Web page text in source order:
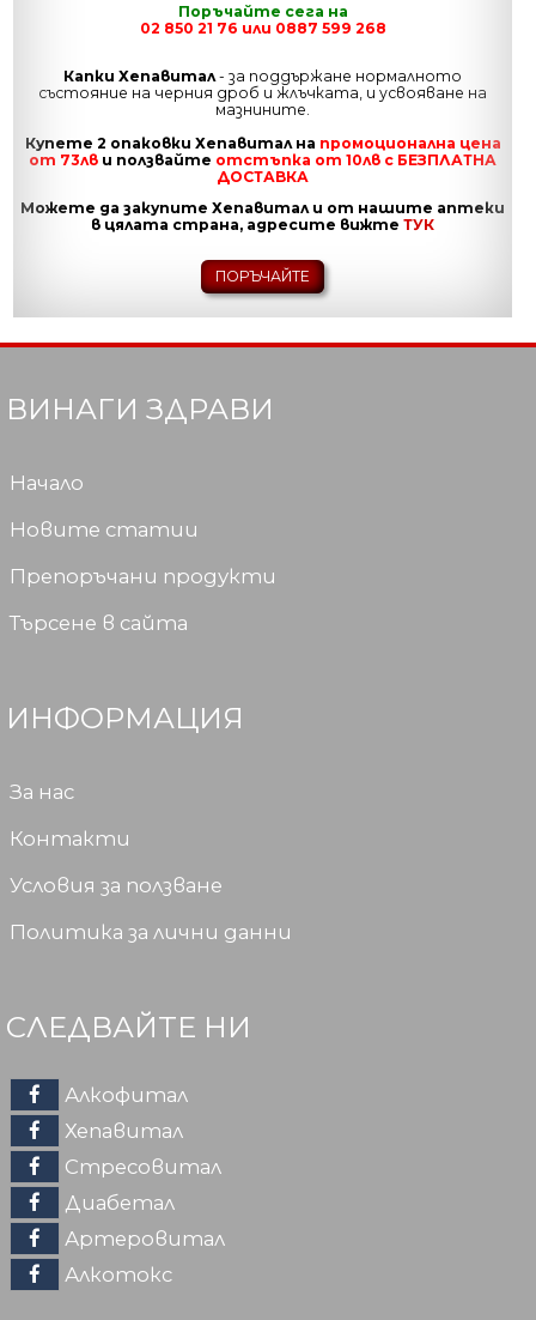
Поръчайте сега на
02 850 21 76 или 0887 599 268
Капки Хепавитал- за поддържане нормалното
състояние на черния дроб и жлъчката, и усвояване на
мазнините.
Купете 2 опаковки Хепавитал на промоционална цена
от 73лв и ползвайте отстъпка от 10лв с БЕЗПЛАТНА
ДОСТАВКА
Можете да закупите Хепавитал и от нашите аптеки
в цялата страна, адресите вижтеТУК
ПОРЪЧАЙТЕ
ВИНАГИ ЗДРАВИ
Начало
Новите статии
Препоръчани продукти
Търсене в сайта
ИНФОРМАЦИЯ
За нас
Контакти
Условия за ползване
Политика за лични данни
СЛЕДВАЙТЕ НИ
Алкофитал
Хепавитал
Стресовитал
Диабетал
Артеровитал
Алкотокс